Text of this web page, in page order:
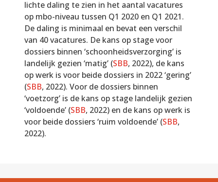
lichte daling te zien in het aantal vacatures
op mbo-niveau tussen Q1 2020 en Q1 2021.
De daling is minimaal en bevat een verschil
van 40 vacatures. De kans op stage voor
dossiers binnen ‘schoonheidsverzorging’ is
landelijk gezien ‘matig’ (SBB, 2022), de kans
op werk is voor beide dossiers in 2022 ‘gering’
(SBB, 2022). Voor de dossiers binnen
‘voetzorg’ is de kans op stage landelijk gezien
‘voldoende’ (SBB, 2022) en de kans op werk is
voor beide dossiers ‘ruim voldoende’ (SBB,
2022).